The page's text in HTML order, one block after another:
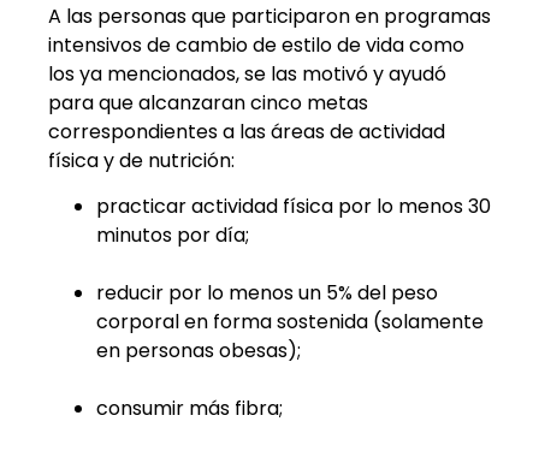
A las personas que participaron en programas
intensivos de cambio de estilo de vida como
los ya mencionados, se las motivó y ayudó
para que alcanzaran cinco metas
correspondientes a las áreas de actividad
física y de nutrición:
practicar actividad física por lo menos 30
minutos por día;
reducir por lo menos un 5% del peso
corporal en forma sostenida (solamente
en personas obesas);
consumir más fibra;